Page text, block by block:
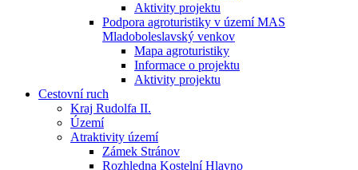
Aktivity projektu
Podpora agroturistiky v území MAS
Mladoboleslavský venkov
Mapa agroturistiky
Informace o projektu
Aktivity projektu
Cestovní ruch
Kraj Rudolfa II.
Území
Atraktivity území
Zámek Stránov
Rozhledna Kostelní Hlavno